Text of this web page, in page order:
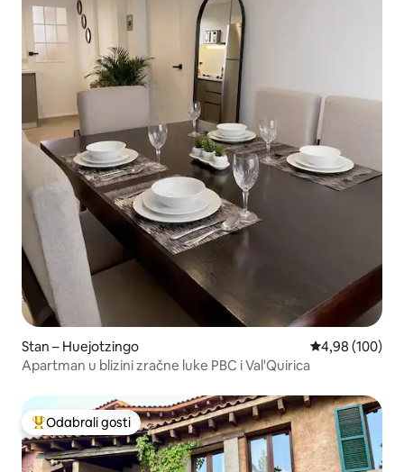
Stan – Huejotzingo Prosječna
4,98 (100)
Apartman u blizini zračne luke PBC i Val'Quirica
Među najviše rangiranima s oznakom „Odabrali gosti”
Odabrali gosti